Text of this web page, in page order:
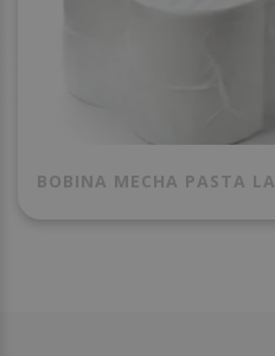
BOBINA MECHA PASTA